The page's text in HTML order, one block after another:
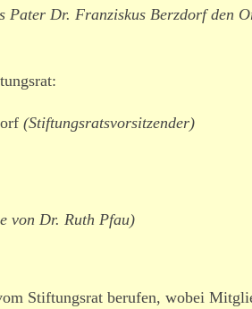
Pater Dr. Franziskus Berzdorf den
(Stiftungsratsvorsitzender)
von Dr. Ruth Pfau)
Stiftungsrat berufen, wobei